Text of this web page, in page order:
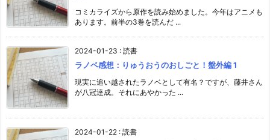
コミカライズから原作を読み始めました。今年はアニメも
あります。前半の3巻を読んだ ...
2024-01-23 : 読書
ラノベ感想：りゅうおうのおしごと！盤外編 1
現実に追い越されたラノベとして有名？ですが、藤井さん
が八冠達成。それにあやかった ...
2024-01-22 : 読書